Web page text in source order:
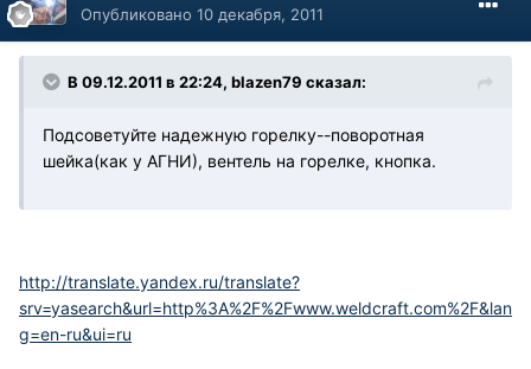
Опубликовано 10 декабря, 2011
В 09.12.2011 в 22:24, blazen79 сказал:
Подсоветуйте надежную горелку--поворотная
шейка(как у АГНИ), вентель на горелке, кнопка.
http://translate.yandex.ru/translate?
srv=yasearch&url=http%3A%2F%2Fwww.weldcraft.com%2F&lan
g=en-ru&ui=ru